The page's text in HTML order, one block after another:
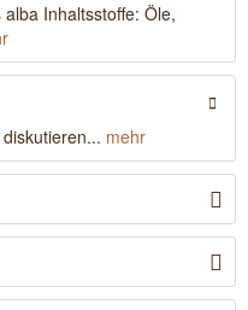
Inhaltsstoffe: Öle,
mehr